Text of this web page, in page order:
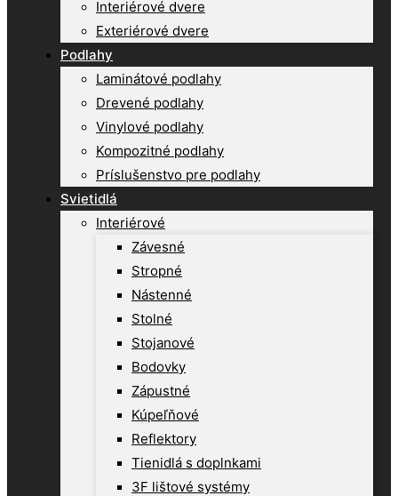
Interiérové dvere
Exteriérové dvere
Podlahy
Laminátové podlahy
Drevené podlahy
Vinylové podlahy
Kompozitné podlahy
Príslušenstvo pre podlahy
Svietidlá
Interiérové
Závesné
Stropné
Nástenné
Stolné
Stojanové
Bodovky
Zápustné
Kúpeľňové
Reflektory
Tienidlá s doplnkami
3F lištové systémy